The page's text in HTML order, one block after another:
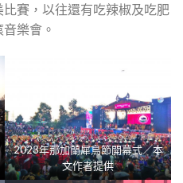
賽，以往還有吃辣椒及吃肥
樂會。
2023年那加蘭犀鳥節開幕式／本
文作者提供